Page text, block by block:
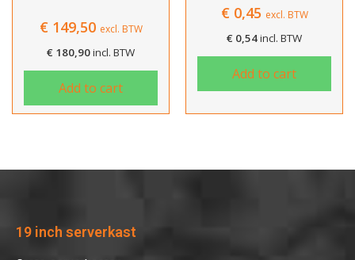
€149,50 excl. BTW
€ 180,90incl. BTW
Add to cart
€0,45 excl. BTW
€ 0,54incl. BTW
Add to cart
19 inch serverkast